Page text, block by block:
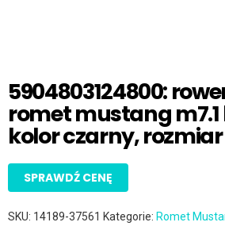
5904803124800:
romet mustang
kolor czarny, rozmiar
SPRAWDŹ CENĘ
SKU: 14189-37561 Kategorie: Romet